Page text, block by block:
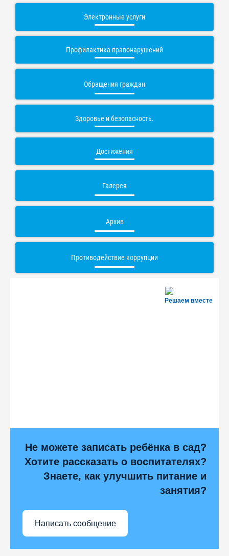
Электронные услуги
Профилактика правонарушений
Обращения граждан
Здоровье и безопасность.
Достижения
Галерея
Архив
Противодействие коррупции
Решаем вместе
Не можете записать ребёнка в сад?
Хотите рассказать о воспитателях?
Знаете, как улучшить питание и
занятия?
Написать сообщение